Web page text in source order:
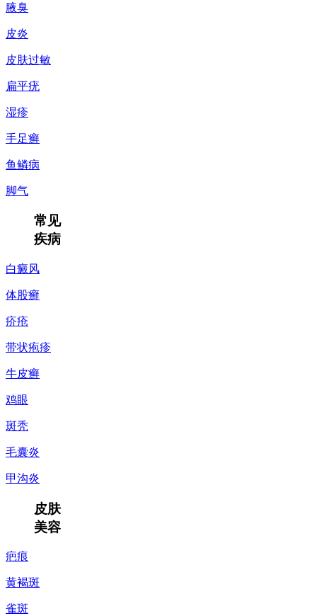
腋臭
皮炎
皮肤过敏
扁平疣
湿疹
手足癣
鱼鳞病
脚气
常见
疾病
白癜风
体股癣
疥疮
带状疱疹
牛皮癣
鸡眼
斑秃
毛囊炎
甲沟炎
皮肤
美容
疤痕
黄褐斑
雀斑